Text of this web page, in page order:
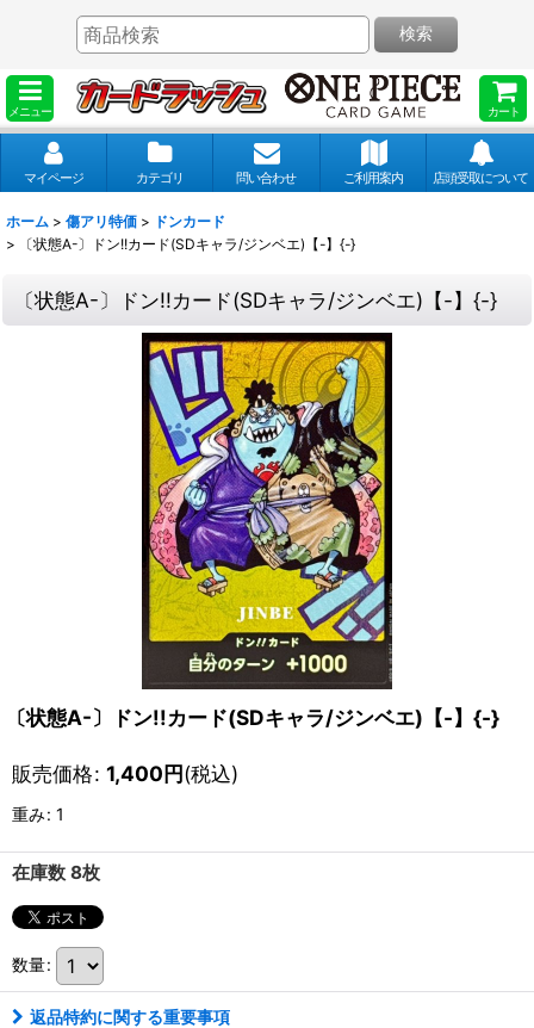
メニュー カート
検索
マイページ カテゴリ 問い合わせ ご利用案内 店頭受取について
ホーム > 傷アリ特価 > ドンカード
>
〔状態A-〕ドン!!カード(SDキャラ/ジンベエ)【-】{-}
〔状態A-〕ドン!!カード(SDキャラ/ジンベエ)【-】{-}
〔状態A-〕ドン!!カード(SDキャラ/ジンベエ)【-】{-}
販売価格: 1,400円(税込)
重み: 1
在庫数 8枚
数量:
返品特約に関する重要事項